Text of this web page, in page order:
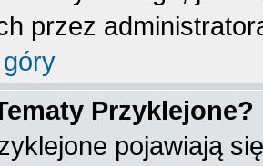
przez
Przyklejone?
pojawiają